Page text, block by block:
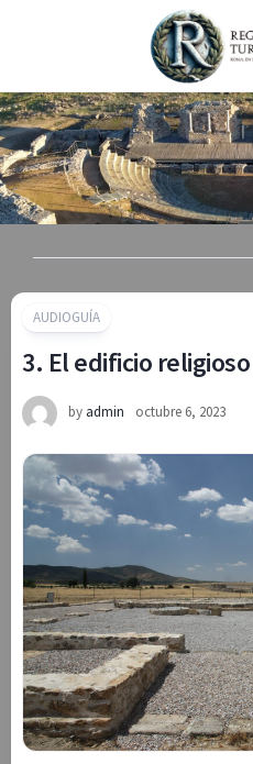
AUDIOGUÍA
3. El edificio religioso
by admin octubre 6, 2023